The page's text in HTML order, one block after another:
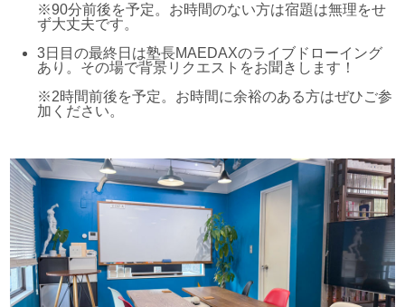
※90分前後を予定。お時間のない方は宿題は無理をせ
ず大丈夫です。
3日目の最終日は塾長MAEDAXのライブドローイング
あり。その場で背景リクエストをお聞きします！
※2時間前後を予定。お時間に余裕のある方はぜひご参
加ください。